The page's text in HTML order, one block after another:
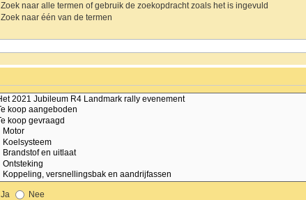
Zoek naar alle termen of gebruik de zoekopdracht zoals het is ingevuld
Zoek naar één van de termen
Ja
Nee